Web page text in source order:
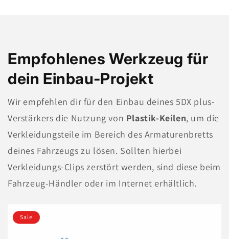
Empfohlenes Werkzeug für
dein Einbau-Projekt
Wir empfehlen dir für den Einbau deines 5DX plus-
Verstärkers die Nutzung von Plastik-Keilen, um die
Verkleidungsteile im Bereich des Armaturenbretts
deines Fahrzeugs zu lösen. Sollten hierbei
Verkleidungs-Clips zerstört werden, sind diese beim
Fahrzeug-Händler oder im Internet erhältlich.
Sale